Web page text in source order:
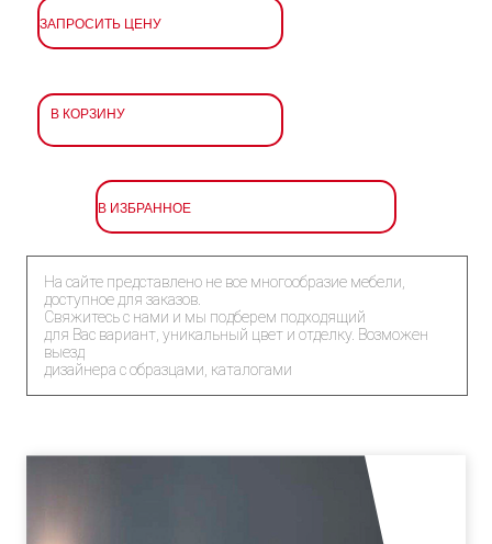
ЗАПРОСИТЬ ЦЕНУ
В КОРЗИНУ
В ИЗБРАННОЕ
На сайте представлено не все многообразие мебели,
доступное для заказов.
Свяжитесь с нами и мы подберем подходящий
для Вас вариант, уникальный цвет и отделку. Возможен
выезд
дизайнера с образцами, каталогами